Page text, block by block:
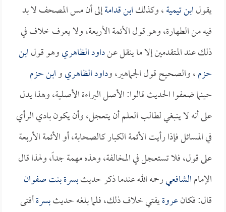
يقولابن تيمية، وكذلكابن قدامةإلى أن مس المصحف لا بد
فيه من الطهارة، وهو قول الأئمة الأربعة، ولا يعرف خلاف في
ذلك عند المتقدمين إلا ما ينقل عنداود الظاهريوهو قولابن
حزم، والصحيح قول الجماهير، وداود الظاهريوابن حزم
حينما ضعفوا الحديث قالوا: الأصل البراءة الأصلية، وهذا يدل
على أنه لا ينبغي لطالب العلم أن يتعجل، وأن يكون بادي الرأي
في المسائل فإذا رأيت الأئمة الكبار كالصحابة، أو الأئمة الأربعة
على قول، فلا تستعجل في المخالفة، وهذه مهمة جداً، ولهذا قال
الإمامالشافعيرحمه الله عندما ذكر حديثبسرة بنت صفوان
قال: فكانعروةيفتي خلاف ذلك، فلما بلغه حديثبسرةأفتى